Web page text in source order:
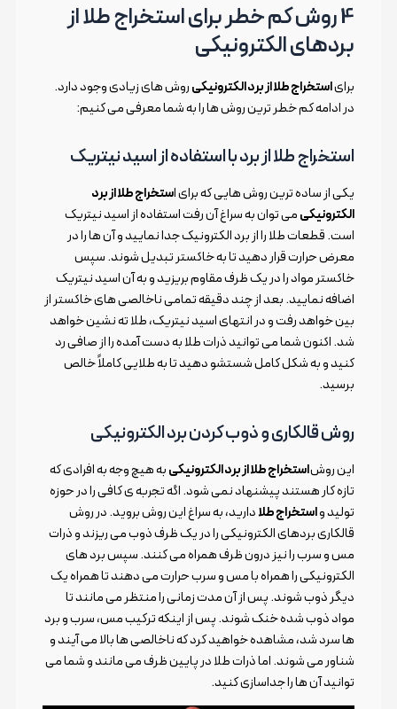
4 روش کم خطر برای استخراج طلا از
بردهای الکترونیکی
برایاستخراج طلا از برد الکترونیکیروش های زیادی وجود دارد.
در ادامه کم خطر ترین روش ها را به شما معرفی می کنیم:
استخراج طلا از برد با استفاده از اسید نیتریک
یکی از ساده ترین روش هایی که برای استخراج طلا از برد
الکترونیکیمی توان به سراغ آن رفت استفاده از اسید نیتریک
است. قطعات طلا را از برد الکترونیک جدا نمایید و آن ها را در
معرض حرارت قرار دهید تا به خاکستر تبدیل شوند. سپس
خاکستر مواد را در یک ظرف مقاوم بریزید و به آن اسید نیتریک
اضافه نمایید. بعد از چند دقیقه تمامی ناخالصی های خاکستر از
بین خواهد رفت و در انتهای اسید نیتریک، طلا ته نشین خواهد
شد. اکنون شما می توانید ذرات طلا به دست آمده را از صافی رد
کنید و به شکل کامل شستشو دهید تا به طلایی کاملاً خالص
برسید.
روش قالکاری و ذوب کردن برد الکترونیکی
این روشاستخراج طلا از برد الکترونیکیبه هیچ وجه به افرادی که
تازه کار هستند پیشنهاد نمی شود. اگه تجربه ی کافی را در حوزه
تولید واستخراج طلادارید، به سراغ این روش بروید. در روش
قالکاری بردهای الکترونیکی را در یک ظرف ذوب می ریزند و ذرات
مس و سرب را نیز درون ظرف همراه می کنند. سپس برد های
الکترونیکی را همراه با مس و سرب حرارت می دهند تا همراه یک
دیگر ذوب شوند. پس از آن مدت زمانی را منتظر می مانند تا
مواد ذوب شده خنک شوند. پس از اینکه ترکیب مس، سرب و برد
ها سرد شد، مشاهده خواهید کرد که ناخالصی ها بالا می آیند و
شناور می شوند. اما ذرات طلا در پایین ظرف می مانند و شما می
توانید آن ها را جداسازی کنید.